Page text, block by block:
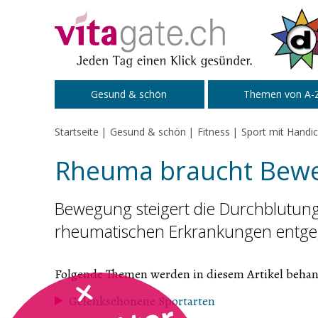
Gesund & schön Themen von A-
Startseite Gesund & schön Fitness Sport mit
Rheuma braucht
Bewegung steigert die
rheumatischen Erkrankungen
Folgende Themen werden in diesem Artikel
Gelenkschonene Sportarten